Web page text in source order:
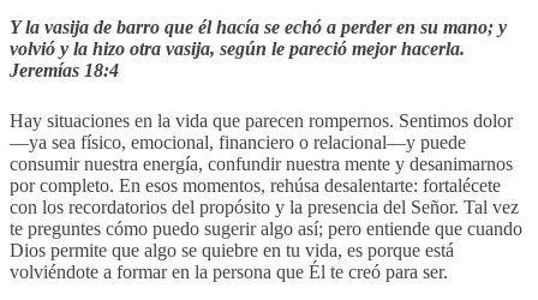
Y la vasija de barro que él hacía se echó a perder en su mano; y
volvió y la hizo otra vasija, según le pareció mejor hacerla.
Jeremías 18:4
Hay situaciones en la vida que parecen rompernos. Sentimos dolor
—ya sea físico, emocional, financiero o relacional—y puede
consumir nuestra energía, confundir nuestra mente y desanimarnos
por completo. En esos momentos, rehúsa desalentarte: fortalécete
con los recordatorios del propósito y la presencia del Señor. Tal vez
te preguntes cómo puedo sugerir algo así; pero entiende que cuando
Dios permite que algo se quiebre en tu vida, es porque está
volviéndote a formar en la persona que Él te creó para ser.